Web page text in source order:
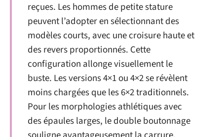
reçues. Les hommes de petite stature
peuvent l’adopter en sélectionnant des
modèles courts, avec une croisure haute et
des revers proportionnés. Cette
configuration allonge visuellement le
buste. Les versions 4×1 ou 4×2 se révèlent
moins chargées que les 6×2 traditionnels.
Pour les morphologies athlétiques avec
des épaules larges, le double boutonnage